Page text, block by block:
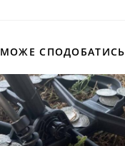
СПОДОБАТИСЬ